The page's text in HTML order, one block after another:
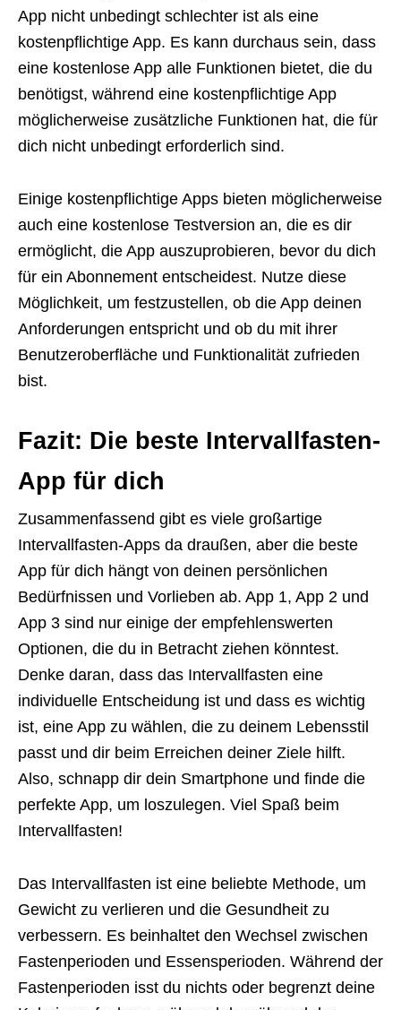
App nicht unbedingt schlechter ist als eine
kostenpflichtige App. Es kann durchaus sein, dass
eine kostenlose App alle Funktionen bietet, die du
benötigst, während eine kostenpflichtige App
möglicherweise zusätzliche Funktionen hat, die für
dich nicht unbedingt erforderlich sind.
Einige kostenpflichtige Apps bieten möglicherweise
auch eine kostenlose Testversion an, die es dir
ermöglicht, die App auszuprobieren, bevor du dich
für ein Abonnement entscheidest. Nutze diese
Möglichkeit, um festzustellen, ob die App deinen
Anforderungen entspricht und ob du mit ihrer
Benutzeroberfläche und Funktionalität zufrieden
bist.
Fazit: Die beste Intervallfasten-
App für dich
Zusammenfassend gibt es viele großartige
Intervallfasten-Apps da draußen, aber die beste
App für dich hängt von deinen persönlichen
Bedürfnissen und Vorlieben ab. App 1, App 2 und
App 3 sind nur einige der empfehlenswerten
Optionen, die du in Betracht ziehen könntest.
Denke daran, dass das Intervallfasten eine
individuelle Entscheidung ist und dass es wichtig
ist, eine App zu wählen, die zu deinem Lebensstil
passt und dir beim Erreichen deiner Ziele hilft.
Also, schnapp dir dein Smartphone und finde die
perfekte App, um loszulegen. Viel Spaß beim
Intervallfasten!
Das Intervallfasten ist eine beliebte Methode, um
Gewicht zu verlieren und die Gesundheit zu
verbessern. Es beinhaltet den Wechsel zwischen
Fastenperioden und Essensperioden. Während der
Fastenperioden isst du nichts oder begrenzt deine